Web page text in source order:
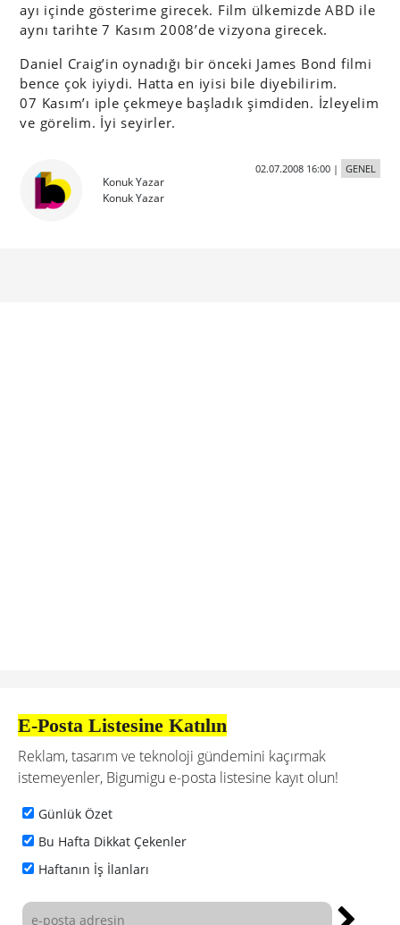
ayı içinde gösterime girecek. Film ülkemizde ABD ile
aynı tarihte 7 Kasım 2008’de vizyona girecek.
Daniel Craig’in oynadığı bir önceki James Bond filmi
bence çok iyiydi. Hatta en iyisi bile diyebilirim.
07 Kasım’ı iple çekmeye başladık şimdiden. İzleyelim
ve görelim. İyi seyirler.
Konuk Yazar
Konuk Yazar
02.07.2008 16:00| GENEL
E-Posta Listesine Katılın
Reklam, tasarım ve teknoloji gündemini kaçırmak
istemeyenler, Bigumigu e-posta listesine kayıt olun!
Günlük Özet
Bu Hafta Dikkat Çekenler
Haftanın İş İlanları